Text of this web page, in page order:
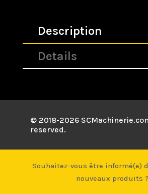
Description
Details
© 2018-2026
reserved.
Souhaitez-vous être informé(e)
nouveaux produits ?
Souhaitez-vous être informé(e)
nouveaux produits ?